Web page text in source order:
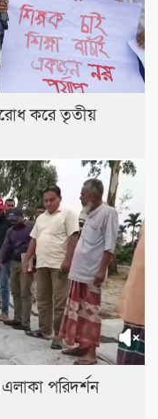
করে তৃতীয়
পরিদর্শন